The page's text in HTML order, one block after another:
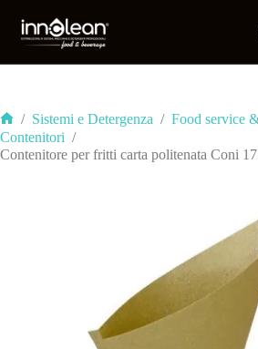
/ Sistemi e Detergenza / Food service
Contenitori /
Contenitore per fritti carta politenata Coni